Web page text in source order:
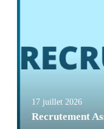
17 juillet 2026
Recrutement